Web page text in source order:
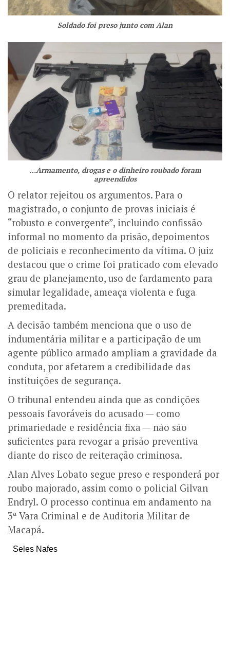
Soldado foi preso junto com Alan
…Armamento, drogas e o dinheiro roubado foram
apreendidos
O relator rejeitou os argumentos. Para o
magistrado, o conjunto de provas iniciais é
“robusto e convergente”, incluindo confissão
informal no momento da prisão, depoimentos
de policiais e reconhecimento da vítima. O juiz
destacou que o crime foi praticado com elevado
grau de planejamento, uso de fardamento para
simular legalidade, ameaça violenta e fuga
premeditada.
A decisão também menciona que o uso de
indumentária militar e a participação de um
agente público armado ampliam a gravidade da
conduta, por afetarem a credibilidade das
instituições de segurança.
O tribunal entendeu ainda que as condições
pessoais favoráveis do acusado — como
primariedade e residência fixa — não são
suficientes para revogar a prisão preventiva
diante do risco de reiteração criminosa.
Alan Alves Lobato segue preso e responderá por
roubo majorado, assim como o policial Gilvan
Endryl. O processo continua em andamento na
3ª Vara Criminal e de Auditoria Militar de
Macapá.
Seles Nafes